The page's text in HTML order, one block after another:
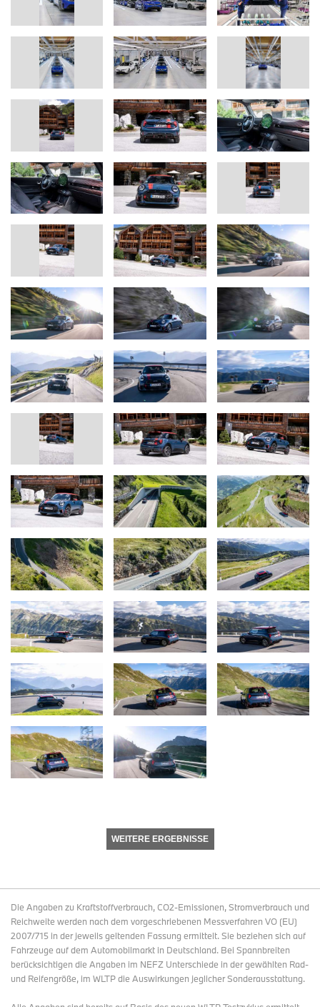
WEITERE ERGEBNISSE
Die Angaben zu Kraftstoffverbrauch, CO2-Emissionen, Stromverbrauch und
Reichweite werden nach dem vorgeschriebenen Messverfahren VO (EU)
2007/715 in der jeweils geltenden Fassung ermittelt. Sie beziehen sich auf
Fahrzeuge auf dem Automobilmarkt in Deutschland. Bei Spannbreiten
berücksichtigen die Angaben im NEFZ Unterschiede in der gewählten Rad-
und Reifengröße, im WLTP die Auswirkungen jeglicher Sonderausstattung.